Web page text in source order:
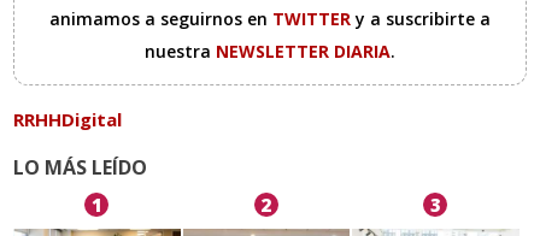
animamos a seguirnos en TWITTERy a suscribirte a
nuestra NEWSLETTER DIARIA.
RRHHDigital
LO MÁS LEÍDO
1 2 3